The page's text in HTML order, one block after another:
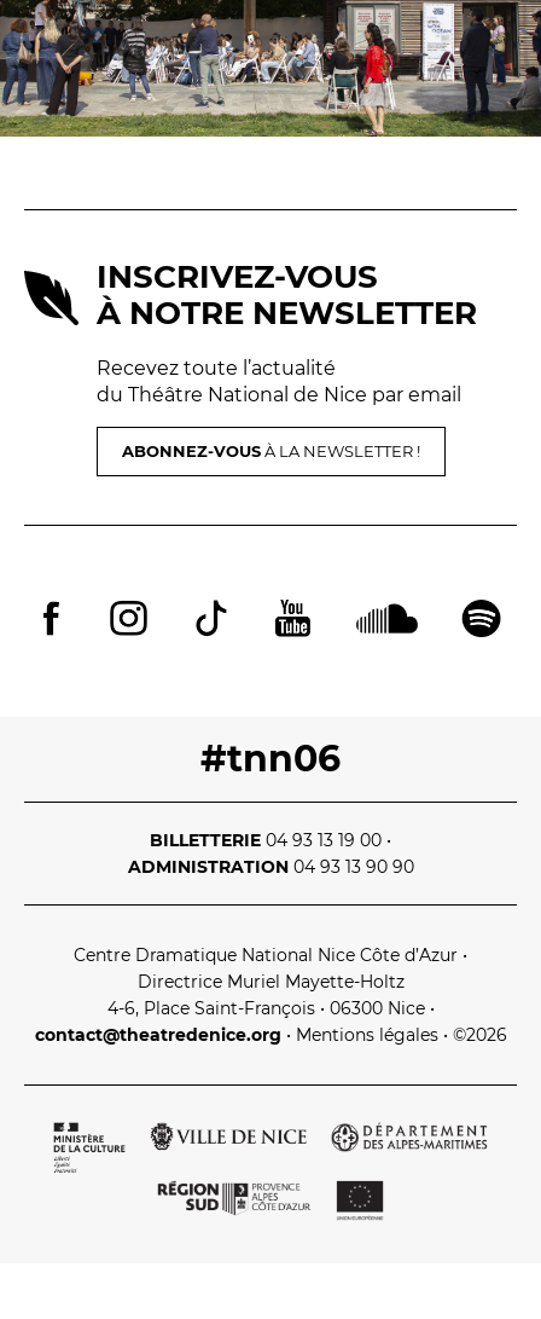
INSCRIVEZ-VOUS
À NOTRE NEWSLETTER
Recevez toute l’actualité
du Théâtre National de Nice par email
ABONNEZ-VOUSÀ LA NEWSLETTER !
#tnn06
BILLETTERIE 04 93 13 19 00 •
ADMINISTRATION 04 93 13 90 90
Centre Dramatique National Nice Côte d’Azur •
Directrice Muriel Mayette‑Holtz
4‑6, Place Saint‑François • 06300 Nice •
contact@theatredenice.org • Mentions légales• ©2026